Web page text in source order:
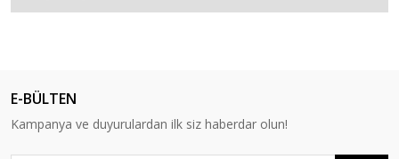
E-BÜLTEN
Kampanya ve duyurulardan ilk siz haberdar olun!